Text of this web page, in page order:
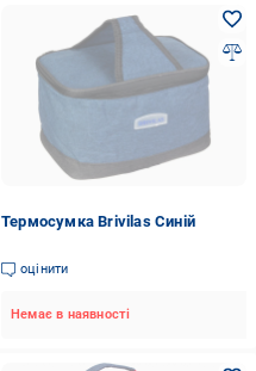
Термосумка Brivilas Синій
оцінити
Немає в наявності